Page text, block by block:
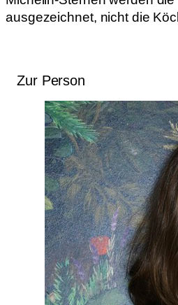
ausgezeichnet, nicht die
Zur Person